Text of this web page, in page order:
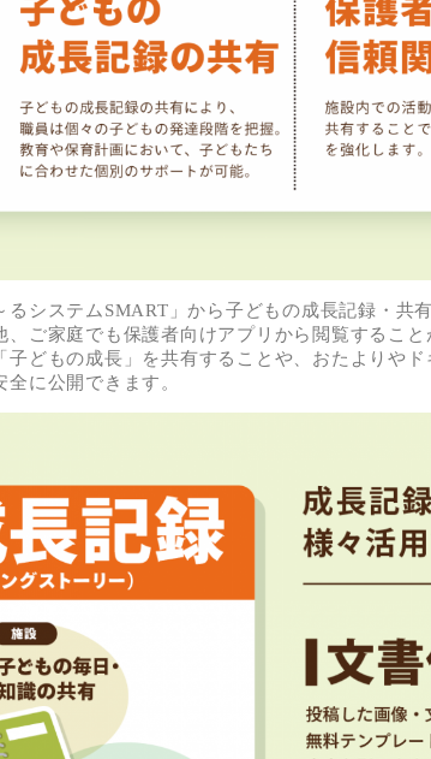
システムSMART」から子どもの成長記録・共有
ご家庭でも保護者向けアプリから閲覧すること
どもの成長」を共有することや、おたよりや
に公開できます。